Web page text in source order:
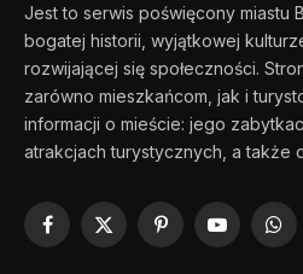
Jest to serwis poświęcony miastu
bogatej historii, wyjątkowej
rozwijającej się społeczności.
zarówno mieszkańcom, jak i
informacji o mieście: jego
atrakcjach turystycznych, a także
Facebook
X
PinterestYouTube